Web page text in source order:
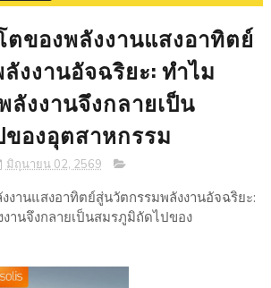
ตของพลังงานแสงอาทิตย์
งงานอัจฉริยะ: ทำไม
ลังงานจึงกลายเป็น
องอุตสาหกรรม
มิถุนายน 02, 2569
งานแสงอาทิตย์สู่นวัตกรรมพลังงานอัจฉริยะ:
านจึงกลายเป็นสมรภูมิถัดไปของ